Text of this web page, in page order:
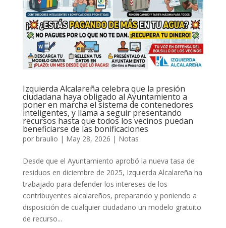
Izquierda Alcalareña celebra que la presión
ciudadana haya obligado al Ayuntamiento a
poner en marcha el sistema de contenedores
inteligentes, y llama a seguir presentando
recursos hasta que todos los vecinos puedan
beneficiarse de las bonificaciones
por braulio | May 28, 2026 | Notas
Desde que el Ayuntamiento aprobó la nueva tasa de
residuos en diciembre de 2025, Izquierda Alcalareña ha
trabajado para defender los intereses de los
contribuyentes alcalareños, preparando y poniendo a
disposición de cualquier ciudadano un modelo gratuito
de recurso...